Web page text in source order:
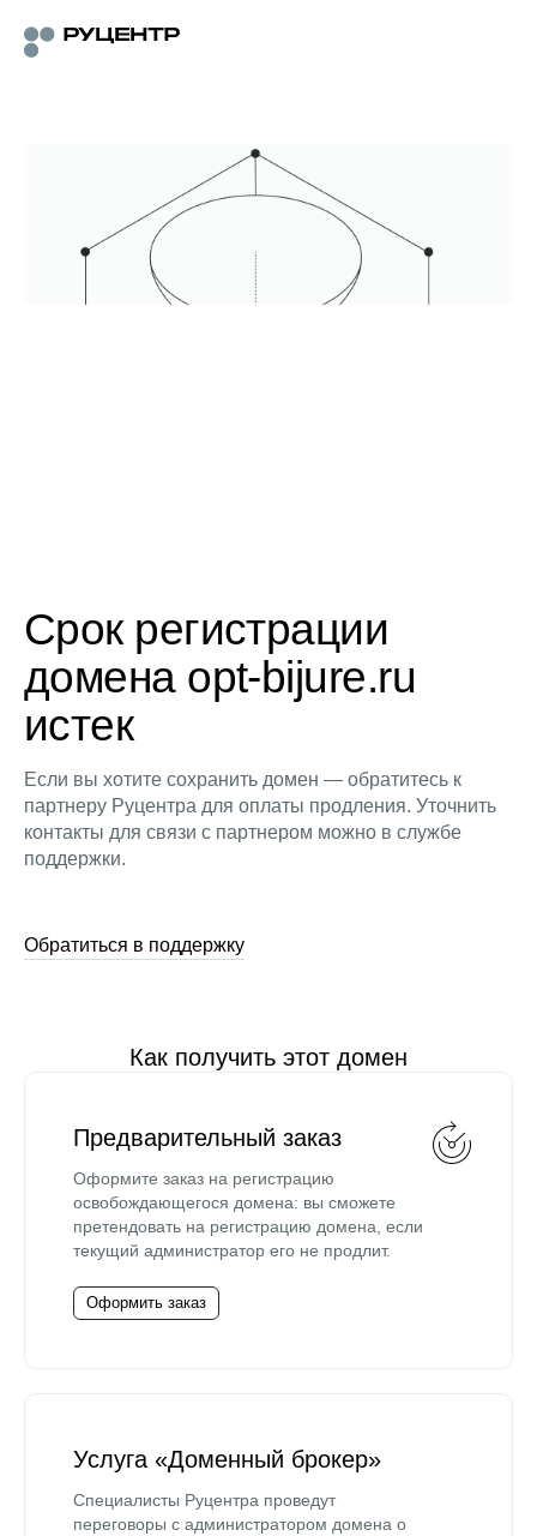
Срок регистрации
домена opt-bijure.ru
истек
Если вы хотите сохранить домен — обратитесь к
партнеру Руцентра для оплаты продления. Уточнить
контакты для связи с партнером можно в службе
поддержки.
Обратиться в поддержку
Как получить этот домен
Предварительный заказ
Оформите заказ на регистрацию
освобождающегося домена: вы сможете
претендовать на регистрацию домена, если
текущий администратор его не продлит.
Оформить заказ
Услуга «Доменный брокер»
Специалисты Руцентра проведут
переговоры с администратором домена о